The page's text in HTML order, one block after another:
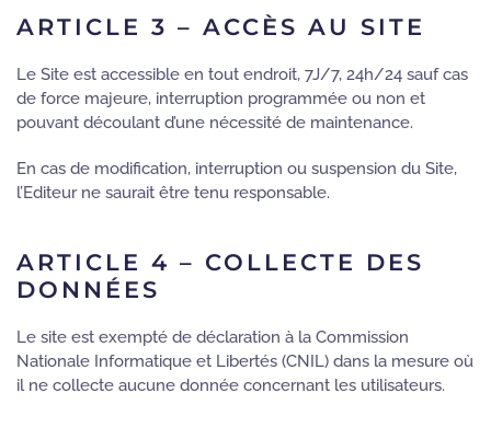
ARTICLE 3 – ACCÈS AU SITE
Le Site est accessible en tout endroit, 7J/7, 24h/24 sauf cas
de force majeure, interruption programmée ou non et
pouvant découlant d’une nécessité de maintenance.
En cas de modification, interruption ou suspension du Site,
l’Editeur ne saurait être tenu responsable.
ARTICLE 4 – COLLECTE DES
DONNÉES
Le site est exempté de déclaration à la Commission
Nationale Informatique et Libertés (CNIL) dans la mesure où
il ne collecte aucune donnée concernant les utilisateurs.